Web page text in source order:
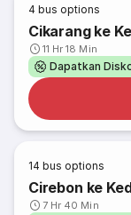
4 bus options
Cikarang ke
11 Hr 18 Min
Dapatkan
14 bus options
Cirebon ke
7 Hr 40 Min